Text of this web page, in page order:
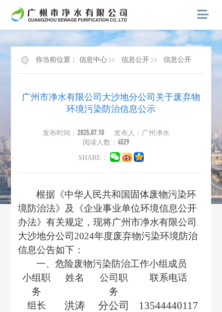
你当前位置： 信息中心 信息公开 信息公开
广州市净水有限公司大沙地分公司关于废弃物
环境污染防治信息公示
发布时间： 2025.07.10
发布人：广州净水
阅读人数： 4529
SHARE：
根据《中华人民共和国固体废物污染环
境防治法》及《企业事业单位环境信息公开
办法》有关规定，现将广州市净水有限公司
大沙地分公司2024年度废弃物污染环境防治
信息公告如下：
一、 危险废物污染防治工作小组成员
小组职
务
姓名
公司职
务
联系电话
组长 洪涛
分公司
13544440117